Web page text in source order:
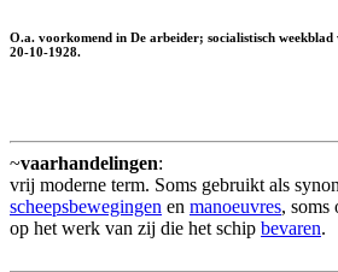
O.a. voorkomend in De arbeider; socialistisch
20-10-1928.
~vaarhandelingen:
vrij moderne term. Soms gebruikt als
scheepsbewegingen en manoeuvres, soms
op het werk van zij die het schip bevaren.